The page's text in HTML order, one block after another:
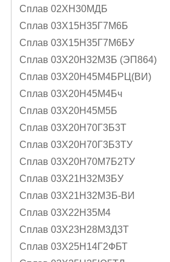
Сплав 02ХН30МДБ
Сплав 03Х15Н35Г7М6Б
Сплав 03Х15Н35Г7М6БУ
Сплав 03Х20Н32М3Б (ЭП864)
Сплав 03Х20Н45М4БРЦ(ВИ)
Сплав 03Х20Н45М4Бч
Сплав 03Х20Н45М5Б
Сплав 03Х20Н70Г3Б3Т
Сплав 03Х20Н70Г3Б3ТУ
Сплав 03Х20Н70М7Б2ТУ
Сплав 03Х21Н32М3БУ
Сплав 03Х21Н32МЗБ-ВИ
Сплав 03Х22Н35М4
Сплав 03Х23Н28М3Д3Т
Сплав 03Х25Н14Г2ФБТ